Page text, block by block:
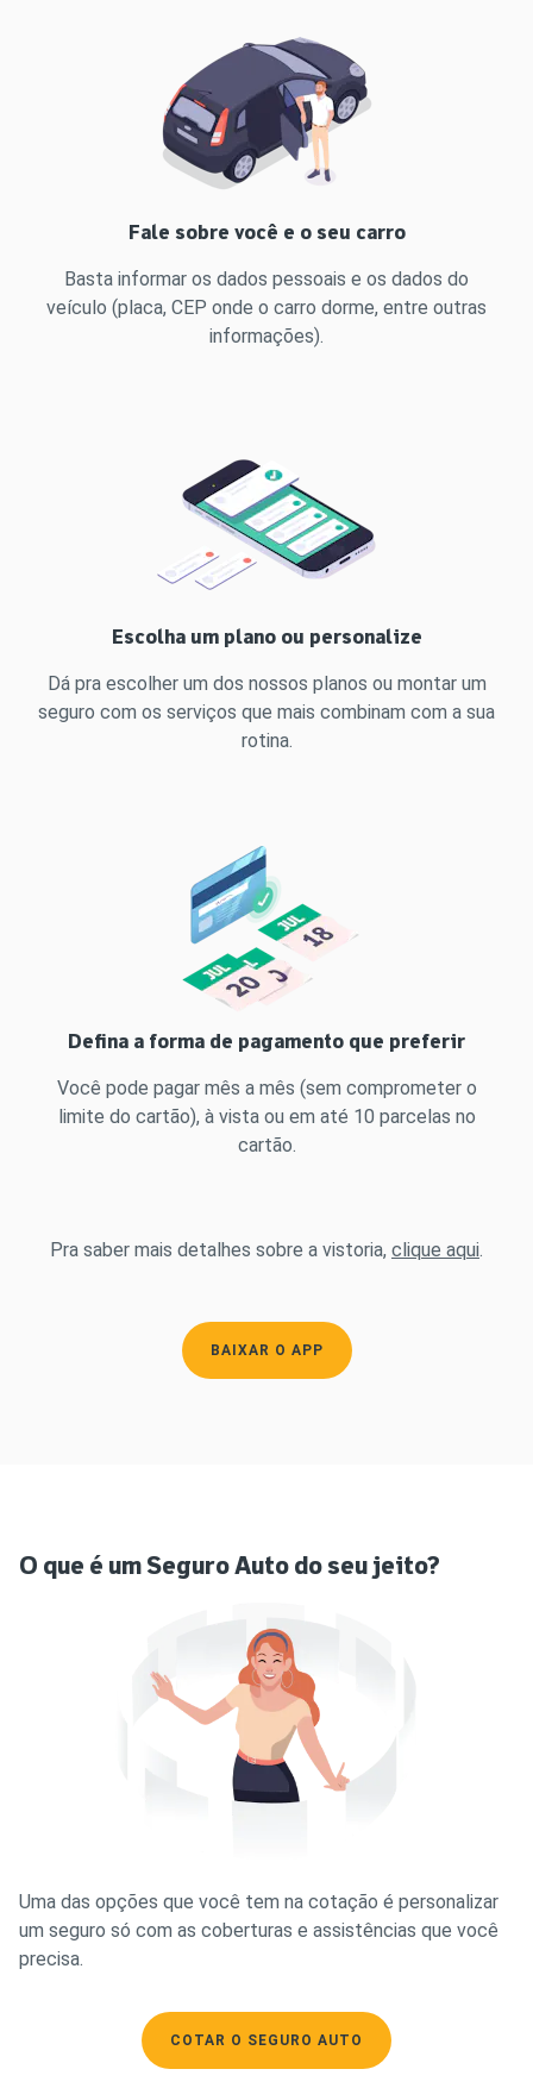
Fale sobre você e o seu carro
Basta informar os dados pessoais e os dados do
veículo (placa, CEP onde o carro dorme, entre outras
informações).
Escolha um plano ou personalize
Dá pra escolher um dos nossos planos ou montar um
seguro com os serviços que mais combinam com a sua
rotina.
Defina a forma de pagamento que preferir
Você pode pagar mês a mês (sem comprometer o
limite do cartão), à vista ou em até 10 parcelas no
cartão.
Pra saber mais detalhes sobre a vistoria, clique aqui.
BAIXAR O APP
O que é um Seguro Auto do seu jeito?
Uma das opções que você tem na cotação é personalizar
um seguro só com as coberturas e assistências que você
precisa.
COTAR O SEGURO AUTO